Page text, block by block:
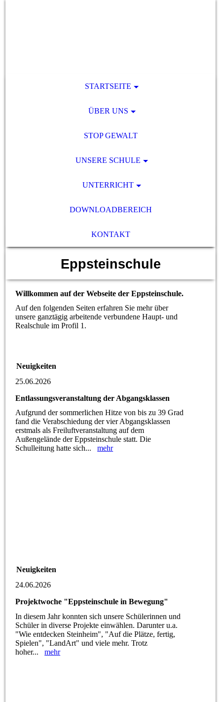
STARTSEITE
ÜBER UNS
STOP GEWALT
UNSERE SCHULE
UNTERRICHT
DOWNLOADBEREICH
KONTAKT
Eppsteinschule
Willkommen auf der Webseite der Eppsteinschule.
Auf den folgenden Seiten erfahren Sie mehr über
unsere ganztägig arbeitende verbundene Haupt- und
Realschule im Profil 1.
Neuigkeiten
25.06.2026
Entlassungsveranstaltung der Abgangsklassen
Aufgrund der sommerlichen Hitze von bis zu 39 Grad
fand die Verabschiedung der vier Abgangsklassen
erstmals als Freiluftveranstaltung auf dem
Außengelände der Eppsteinschule statt. Die
Schulleitung hatte sich...mehr
Neuigkeiten
24.06.2026
Projektwoche "Eppsteinschule in Bewegung"
In diesem Jahr konnten sich unsere Schülerinnen und
Schüler in diverse Projekte einwählen. Darunter u.a.
"Wie entdecken Steinheim", "Auf die Plätze, fertig,
Spielen", "LandArt" und viele mehr. Trotz
hoher...mehr